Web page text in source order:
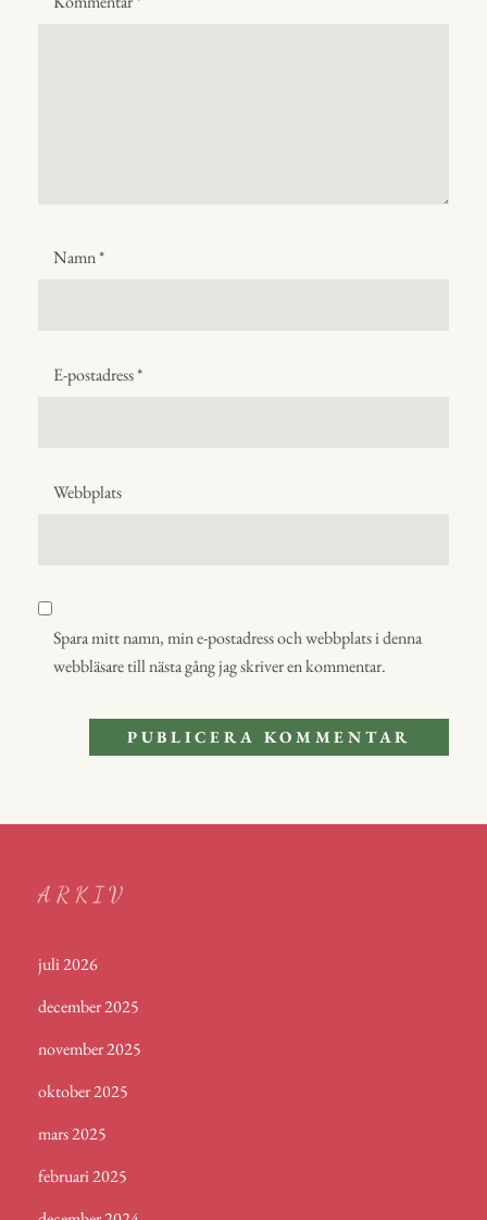
Namn*
E-postadress*
Webbplats
Spara mitt namn, min e-postadress och webbplats i denna
webbläsare till nästa gång jag skriver en kommentar.
ARKIV
juli 2026
december 2025
november 2025
oktober 2025
mars 2025
februari 2025